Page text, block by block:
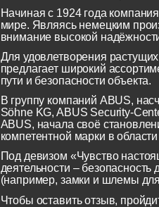
Начиная с 1924 года
мире. Являясь немецким
внимание высокой
Для удовлетворения
предлагает широкий
пути и безопасности объекта.
В группу компаний ABUS,
Söhne KG, ABUS Security-
ABUS, начала своё
компетентной марки в
Под девизом «Чувство
деятельности –
(например, замки и шлемы для
Чтобы оставить отзыв,